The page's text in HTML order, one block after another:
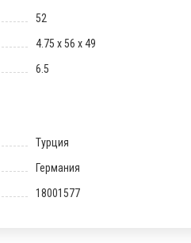
52
4.75 х 56 х 49
6.5
Турция
Германия
18001577